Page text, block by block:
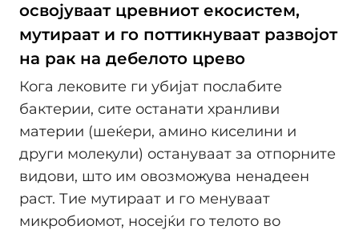
освојуваат цревниот екосистем,
мутираат и го поттикнуваат развојот
на рак на дебелото црево
Кога лековите ги убијат послабите
бактерии, сите останати хранливи
материи (шеќери, амино киселини и
други молекули) остануваат за отпорните
видови, што им овозможува ненадеен
раст. Тие мутираат и го менуваат
микробиомот, носејќи го телото во